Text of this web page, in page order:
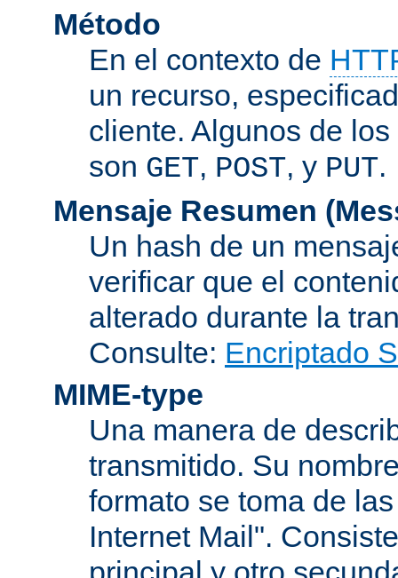
Método
En el contexto de
un recurso,
cliente. Algunos de
son GET, POST, y PUT.
Mensaje Resumen
Un hash de un
verificar que el
alterado durante la
Consulte: Encriptado
MIME-type
Una manera de
transmitido. Su
formato se toma de
Internet Mail".